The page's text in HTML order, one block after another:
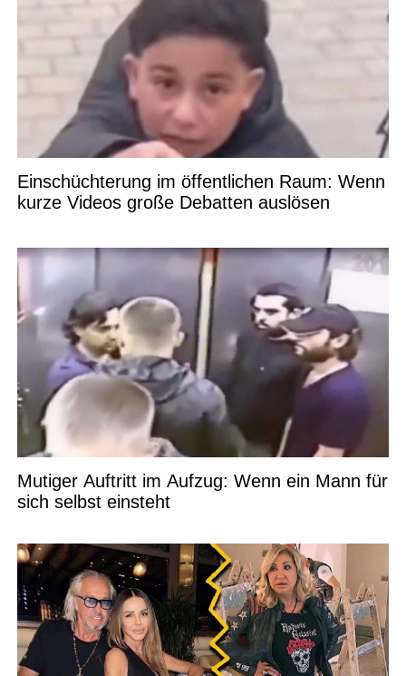
Einschüchterung im öffentlichen Raum: Wenn
kurze Videos große Debatten auslösen
Mutiger Auftritt im Aufzug: Wenn ein Mann für
sich selbst einsteht